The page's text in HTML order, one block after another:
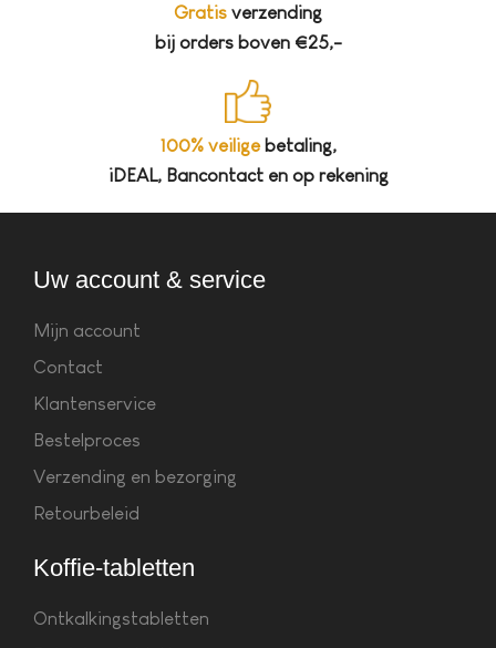
Gratis verzending
bij orders boven €25,-
100% veiligebetaling,
iDEAL, Bancontact en op rekening
Uw account & service
Mijn account
Contact
Klantenservice
Bestelproces
Verzending en bezorging
Retourbeleid
Koffie-tabletten
Ontkalkingstabletten